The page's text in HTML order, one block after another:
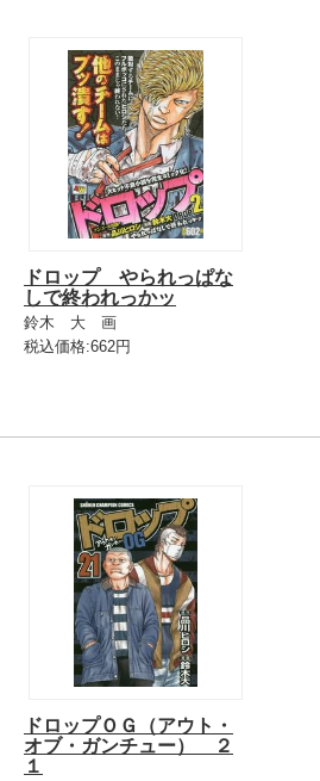
ドロップ やられっぱな
しで終われっかッ
鈴木 大 画
税込価格:662円
ドロップＯＧ（アウト・
オブ・ガンチュー） ２
１